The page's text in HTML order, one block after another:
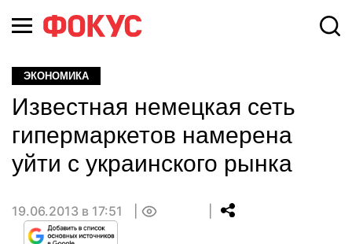
ЭКОНОМИКА
Известная немецкая сеть
гипермаркетов намерена
уйти с украинского рынка
19.06.2013 в 17:51